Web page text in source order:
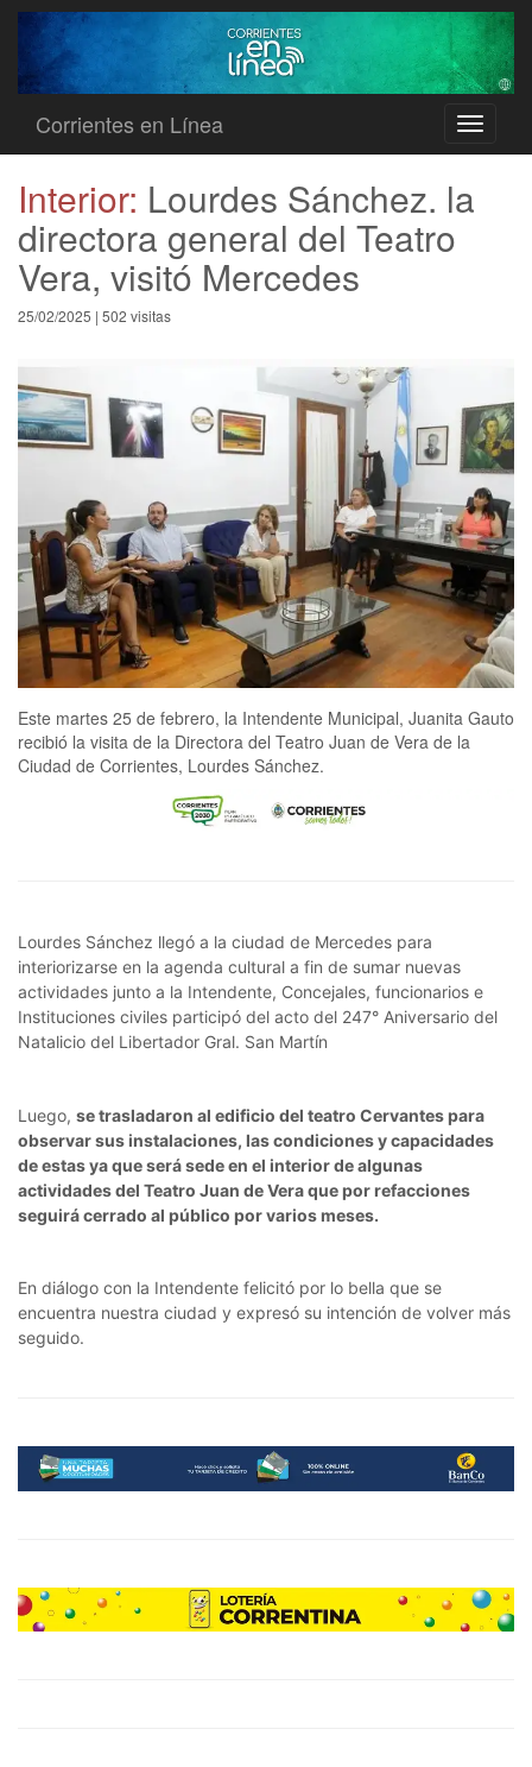
Toggle
Corrientes en Línea
Interior: Lourdes Sánchez. la
directora general del Teatro
Vera, visitó Mercedes
25/02/2025 | 502 visitas
Este martes 25 de febrero, la Intendente Municipal, Juanita Gauto
recibió la visita de la Directora del Teatro Juan de Vera de la
Ciudad de Corrientes, Lourdes Sánchez.
Lourdes Sánchez llegó a la ciudad de Mercedes para
interiorizarse en la agenda cultural a fin de sumar nuevas
actividades junto a la Intendente, Concejales, funcionarios e
Instituciones civiles participó del acto del 247° Aniversario del
Natalicio del Libertador Gral. San Martín
Luego, se trasladaron al edificio del teatro Cervantes para
observar sus instalaciones, las condiciones y capacidades
de estas ya que será sede en el interior de algunas
actividades del Teatro Juan de Vera que por refacciones
seguirá cerrado al público por varios meses.
En diálogo con la Intendente felicitó por lo bella que se
encuentra nuestra ciudad y expresó su intención de volver más
seguido.